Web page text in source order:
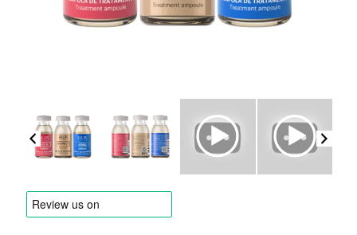
Preguntas frecuentes
Contacto